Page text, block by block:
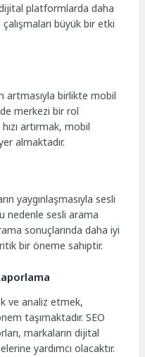
platformlarda daha
büyük bir etki
artmasıyla birlikte mobil
merkezi bir rol
artırmak, mobil
almaktadır.
yaygınlaşmasıyla sesli
nedenle sesli arama
sonuçlarında daha iyi
bir öneme sahiptir.
ve analiz etmek,
taşımaktadır. SEO
markaların dijital
yardımcı olacaktır.